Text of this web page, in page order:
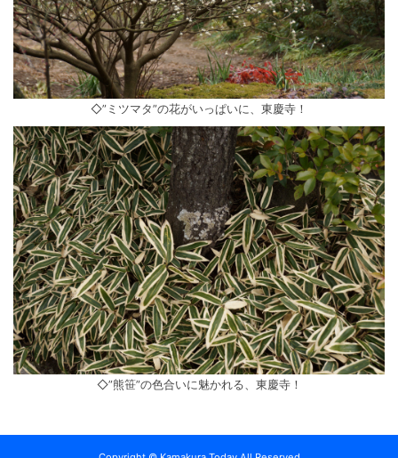
◇”ミツマタ”の花がいっぱいに、東慶寺！
◇”熊笹”の色合いに魅かれる、東慶寺！